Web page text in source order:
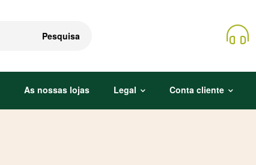
Pesquisa
As nossas lojas Legal Conta cliente